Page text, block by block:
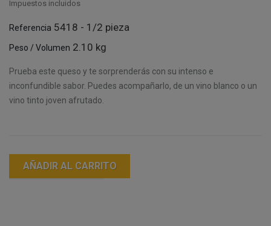
Impuestos incluidos
Referencia 5418 - 1/2 pieza
Peso / Volumen 2.10 kg
Prueba este queso y te sorprenderás con su intenso e
inconfundible sabor. Puedes acompañarlo, de un vino blanco o un
vino tinto joven afrutado.
AÑADIR AL CARRITO